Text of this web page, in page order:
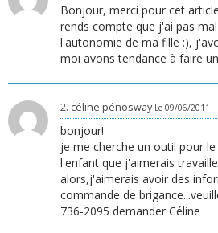
Bonjour, merci pour cet
rends compte que j'ai pas
l'autonomie de ma fille :),
moi avons tendance à faire
2. céline pénosway Le 09/06/2011
bonjour!
je me cherche un outil pour
l'enfant que j'aimerais
alors,j'aimerais avoir des
commande de
736-2095 demander Céline